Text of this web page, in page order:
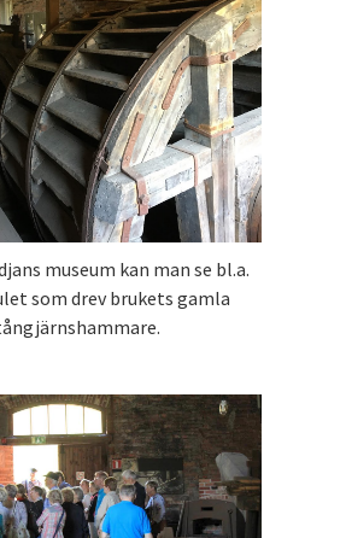
museum kan man se bl.a.
som drev brukets gamla